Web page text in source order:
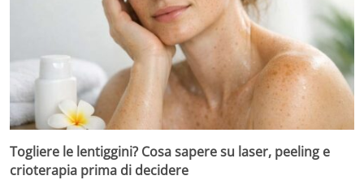
Togliere le lentiggini? Cosa sapere su laser, peeling e
crioterapia prima di decidere